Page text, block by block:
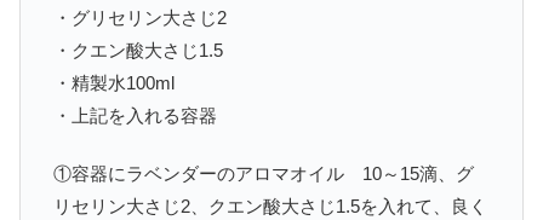
・グリセリン大さじ2
・クエン酸大さじ1.5
・精製水100ml
・上記を入れる容器
①容器にラベンダーのアロマオイル 10～15滴、グ
リセリン大さじ2、クエン酸大さじ1.5を入れて、良く